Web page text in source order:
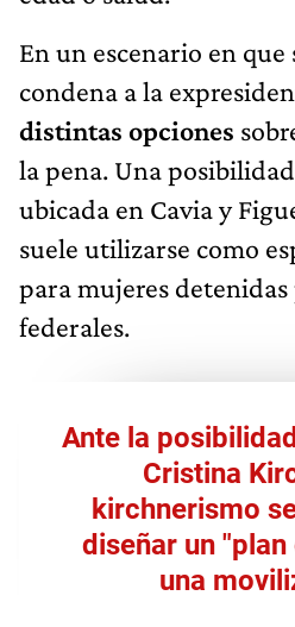
En un escenario en
condena a la
distintas opciones
la pena. Una
ubicada en Cavia y
suele utilizarse como
para mujeres detenidas
federales.
Ante la
Cristina
kirchnerismo
diseñar un
una